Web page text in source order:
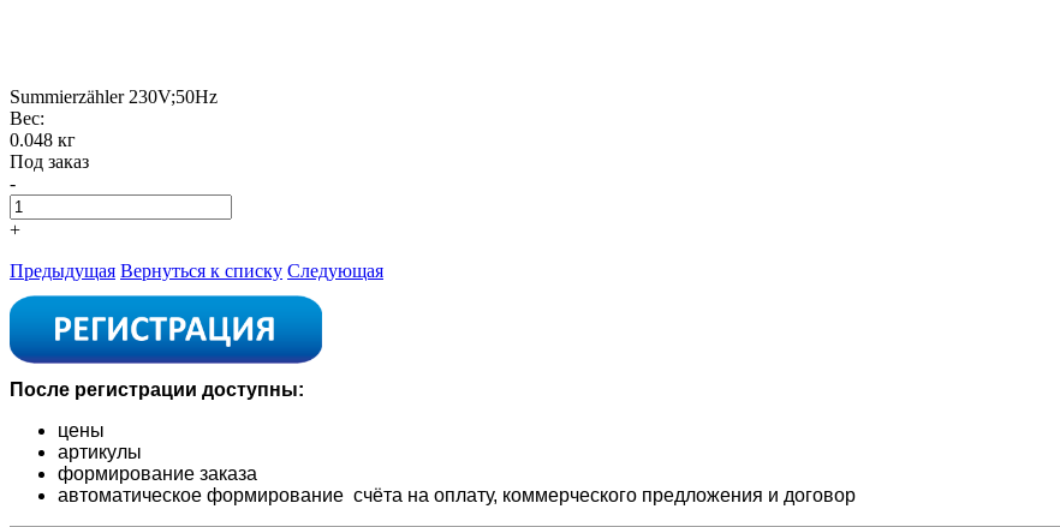
Summierzähler 230V;50Hz
Вес:
0.048 кг
Под заказ
-
+
Предыдущая Вернуться к списку Следующая
После регистрации доступны:
цены
артикулы
формирование заказа
автоматическое формирование счёта на оплату, коммерческого предложения и договор